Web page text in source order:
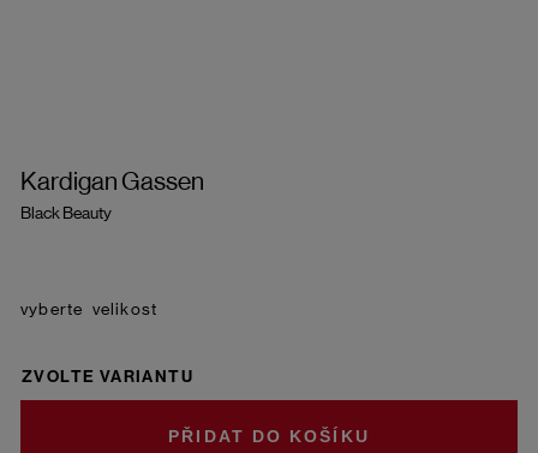
Kardigan Gassen
Black Beauty
velikost
ZVOLTE VARIANTU
DO KOŠÍKU